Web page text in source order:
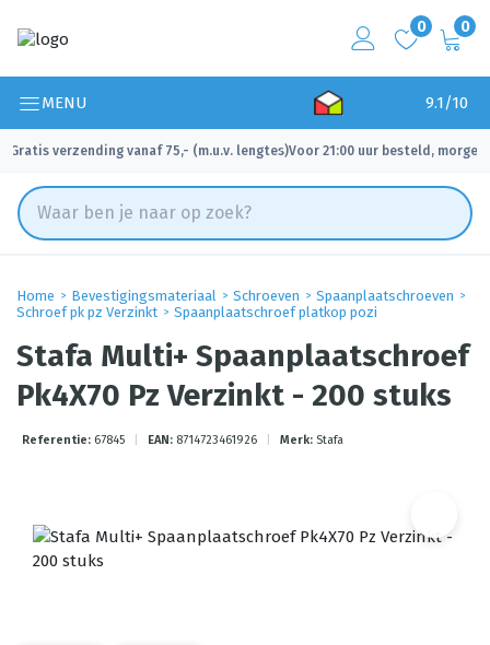
0 0
MENU 9.1/10
Gratis verzending vanaf 75,- (m.u.v. lengtes)
✓ Voor 21:00 uur besteld, morgen
Home Bevestigingsmateriaal Schroeven
Spaanplaatschroeven
Schroef pk pz Verzinkt
Spaanplaatschroef platkop pozi
Stafa Multi+ Spaanplaatschroef
Pk4X70 Pz Verzinkt - 200 stuks
Referentie: 67845 EAN: 8714723461926 Merk: Stafa